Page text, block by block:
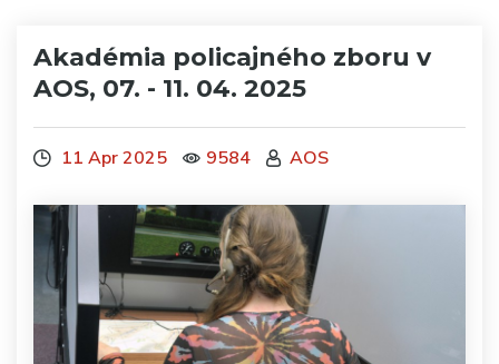
Akadémia policajného zboru v
AOS, 07. - 11. 04. 2025
11 Apr 2025 9584 AOS